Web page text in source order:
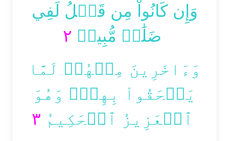
وَإِن كَانُواْ مِن قَبۡلُ لَفِي
ضَلَٰلٖ مُّبِينٖ ٢
وَءَاخَرِينَ مِنۡهُمۡ لَمَّا
يَلۡحَقُواْ بِهِمۡۚ وَهُوَ
ٱلۡعَزِيزُ ٱلۡحَكِيمُ ٣